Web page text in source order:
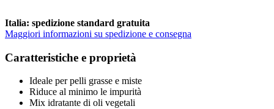
Italia: spedizione standard gratuita
Maggiori informazioni su spedizione e consegna
Caratteristiche e proprietà
Ideale per pelli grasse e miste
Riduce al minimo le impurità
Mix idratante di oli vegetali